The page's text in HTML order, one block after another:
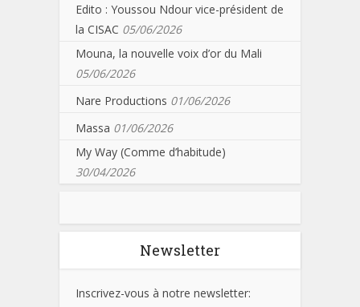
Edito : Youssou Ndour vice-président de
la CISAC 05/06/2026
Mouna, la nouvelle voix d’or du Mali
05/06/2026
Nare Productions 01/06/2026
Massa 01/06/2026
My Way (Comme d’habitude)
30/04/2026
Newsletter
Inscrivez-vous à notre newsletter: